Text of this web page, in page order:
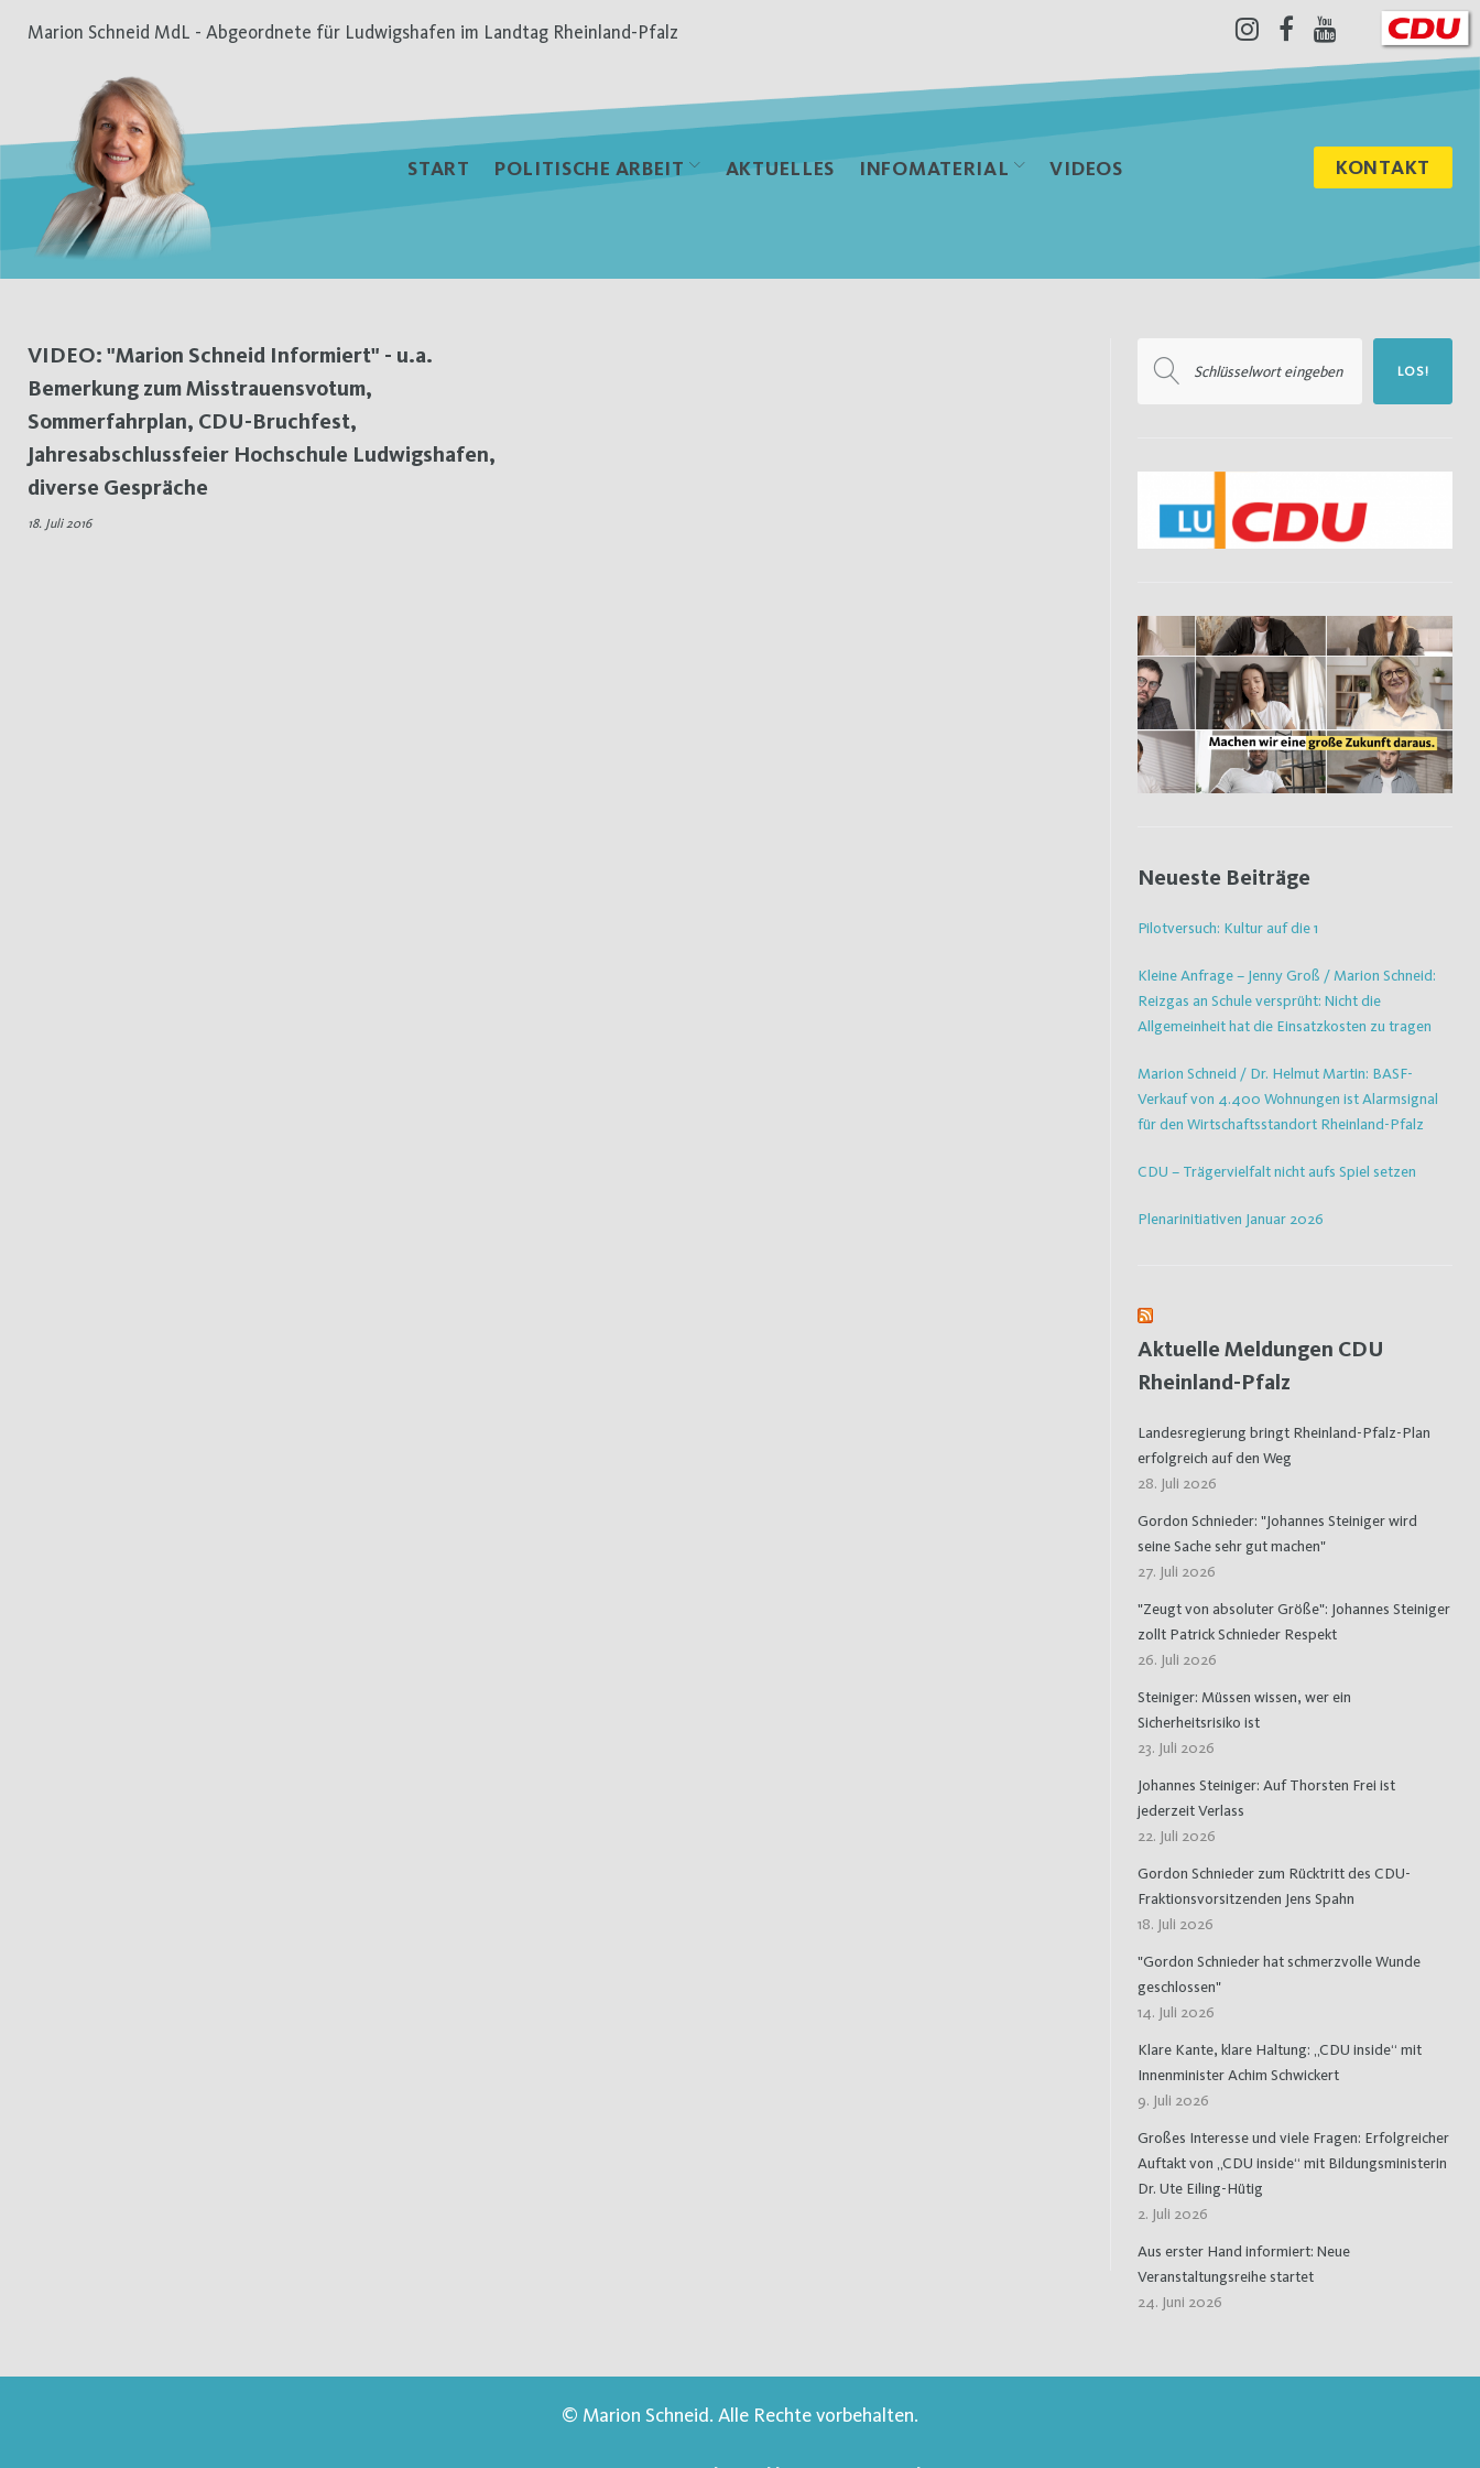
Inhalt
Marion Schneid MdL - Abgeordnete für Ludwigshafen im Landtag Rheinland-Pfalz
Instagram
Facebook
Youtube
START POLITISCHE ARBEIT AKTUELLES INFOMATERIAL VIDEOS KONTAKT
Tag:
18.
Juli
2016
VIDEO: "Marion Schneid Informiert" - u.a.
Bemerkung zum Misstrauensvotum,
Sommerfahrplan, CDU-Bruchfest,
Jahresabschlussfeier Hochschule Ludwigshafen,
diverse Gespräche
18. Juli 2016
nach:
LOS!
Neueste Beiträge
Pilotversuch: Kultur auf die 1
Kleine Anfrage – Jenny Groß / Marion Schneid:
Reizgas an Schule versprüht: Nicht die
Allgemeinheit hat die Einsatzkosten zu tragen
Marion Schneid / Dr. Helmut Martin: BASF-
Verkauf von 4.400 Wohnungen ist Alarmsignal
für den Wirtschaftsstandort Rheinland-Pfalz
CDU – Trägervielfalt nicht aufs Spiel setzen
Plenarinitiativen Januar 2026
Aktuelle Meldungen CDU
Rheinland-Pfalz
Landesregierung bringt Rheinland-Pfalz-Plan
erfolgreich auf den Weg
28. Juli 2026
Gordon Schnieder: "Johannes Steiniger wird
seine Sache sehr gut machen"
27. Juli 2026
"Zeugt von absoluter Größe": Johannes Steiniger
zollt Patrick Schnieder Respekt
26. Juli 2026
Steiniger: Müssen wissen, wer ein
Sicherheitsrisiko ist
23. Juli 2026
Johannes Steiniger: Auf Thorsten Frei ist
jederzeit Verlass
22. Juli 2026
Gordon Schnieder zum Rücktritt des CDU-
Fraktionsvorsitzenden Jens Spahn
18. Juli 2026
"Gordon Schnieder hat schmerzvolle Wunde
geschlossen"
14. Juli 2026
Klare Kante, klare Haltung: „CDU inside“ mit
Innenminister Achim Schwickert
9. Juli 2026
Großes Interesse und viele Fragen: Erfolgreicher
Auftakt von „CDU inside“ mit Bildungsministerin
Dr. Ute Eiling-Hütig
2. Juli 2026
Aus erster Hand informiert: Neue
Veranstaltungsreihe startet
24. Juni 2026
© Marion Schneid. Alle Rechte vorbehalten.